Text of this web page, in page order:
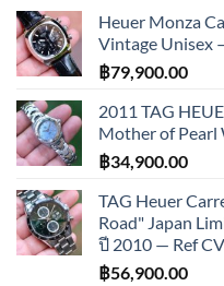
Heuer Monza
Vintage Unisex
฿79,900.00
2011 TAG
Mother of Pearl
฿34,900.00
TAG Heuer
Road" Japan
ปี 2010 — Ref
฿56,900.00